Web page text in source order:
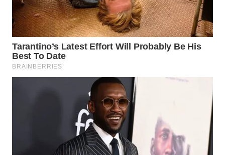
WAHANA
DESA
WISATA